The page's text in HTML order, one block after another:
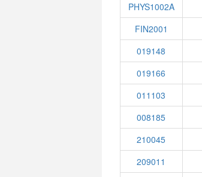
PHYS1002A
FIN2001
019148
019166
011103
008185
210045
209011